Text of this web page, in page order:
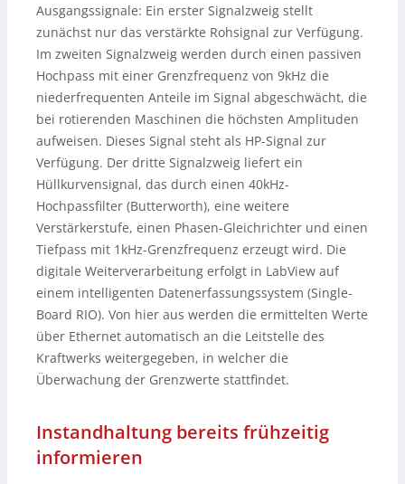
Ausgangssignale: Ein erster Signalzweig stellt
zunächst nur das verstärkte Rohsignal zur Verfügung.
Im zweiten Signalzweig werden durch einen passiven
Hochpass mit einer Grenzfrequenz von 9kHz die
niederfrequenten Anteile im Signal abgeschwächt, die
bei rotierenden Maschinen die höchsten Amplituden
aufweisen. Dieses Signal steht als HP-Signal zur
Verfügung. Der dritte Signalzweig liefert ein
Hüllkurvensignal, das durch einen 40kHz-
Hochpassfilter (Butterworth), eine weitere
Verstärkerstufe, einen Phasen-Gleichrichter und einen
Tiefpass mit 1kHz-Grenzfrequenz erzeugt wird. Die
digitale Weiterverarbeitung erfolgt in LabView auf
einem intelligenten Datenerfassungssystem (Single-
Board RIO). Von hier aus werden die ermittelten Werte
über Ethernet automatisch an die Leitstelle des
Kraftwerks weitergegeben, in welcher die
Überwachung der Grenzwerte stattfindet.
Instandhaltung bereits frühzeitig
informieren